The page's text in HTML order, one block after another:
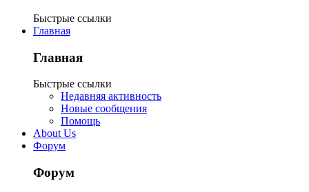
Быстрые ссылки
Главная
Главная
Быстрые ссылки
Недавняя активность
Новые сообщения
Помощь
About Us
Форум
Форум